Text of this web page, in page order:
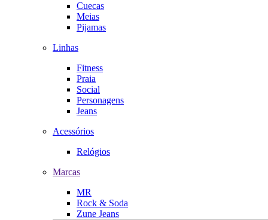
Cuecas
Meias
Pijamas
Linhas
Fitness
Praia
Social
Personagens
Jeans
Acessórios
Relógios
Marcas
MR
Rock & Soda
Zune Jeans